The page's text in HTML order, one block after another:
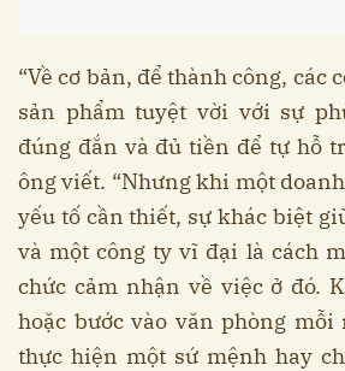
“Về cơ bản, để thành công, các
sản phẩm tuyệt vời với sự
đúng đắn và đủ tiền để tự hỗ
ông viết. “Nhưng khi một
yếu tố cần thiết, sự khác biệt
và một công ty vĩ đại là cách
chức cảm nhận về việc ở đó.
hoặc bước vào văn phòng mỗi
thực hiện một sứ mệnh hay